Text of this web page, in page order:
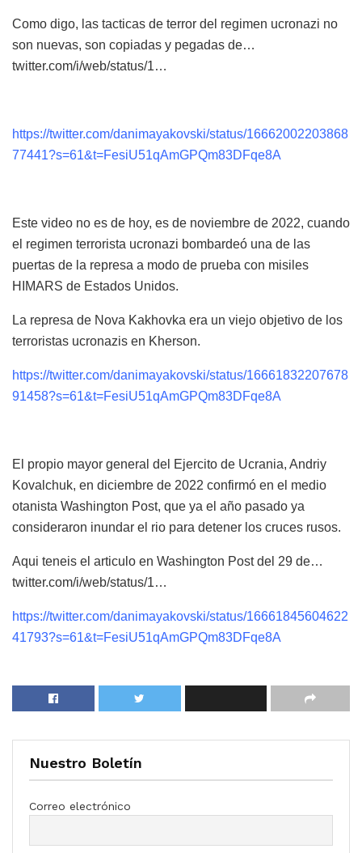
Como digo, las tacticas de terror del regimen ucronazi no
son nuevas, son copiadas y pegadas de…
twitter.com/i/web/status/1…
https://twitter.com/danimayakovski/status/16662002203868
77441?s=61&t=FesiU51qAmGPQm83DFqe8A
Este video no es de hoy, es de noviembre de 2022, cuando
el regimen terrorista ucronazi bombardeó una de las
puertas de la represa a modo de prueba con misiles
HIMARS de Estados Unidos.
La represa de Nova Kakhovka era un viejo objetivo de los
terroristas ucronazis en Kherson.
https://twitter.com/danimayakovski/status/16661832207678
91458?s=61&t=FesiU51qAmGPQm83DFqe8A
El propio mayor general del Ejercito de Ucrania, Andriy
Kovalchuk, en diciembre de 2022 confirmó en el medio
otanista Washington Post, que ya el año pasado ya
consideraron inundar el rio para detener los cruces rusos.
Aqui teneis el articulo en Washington Post del 29 de…
twitter.com/i/web/status/1…
https://twitter.com/danimayakovski/status/16661845604622
41793?s=61&t=FesiU51qAmGPQm83DFqe8A
Nuestro Boletín
Correo electrónico